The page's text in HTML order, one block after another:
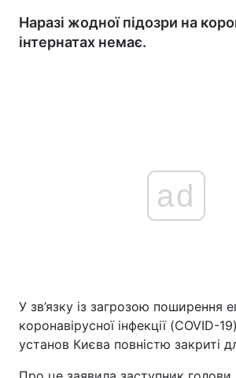
Наразі жодної підозри на
інтернатах немає.
ad
У зв’язку із загрозою поширення
коронавірусної інфекції (COVID-
установ Києва повністю закриті